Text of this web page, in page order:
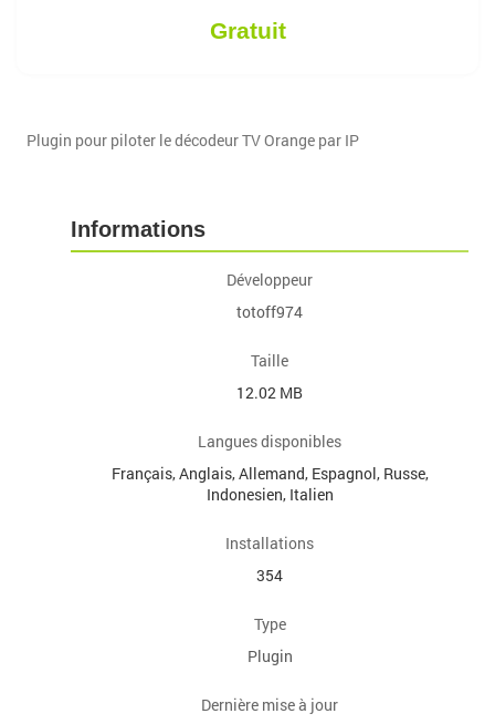
Gratuit
Plugin pour piloter le décodeur TV Orange par IP
Informations
Développeur
totoff974
Taille
12.02 MB
Langues disponibles
Français, Anglais, Allemand, Espagnol, Russe,
Indonesien, Italien
Installations
354
Type
Plugin
Dernière mise à jour